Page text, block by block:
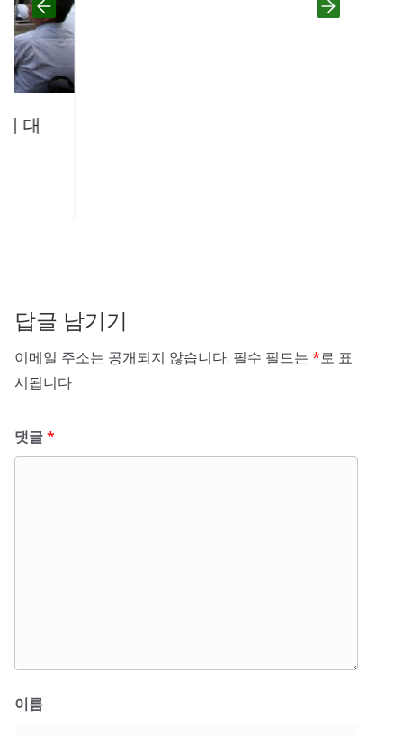
답글 남기기
이메일 주소는 공개되지 않습니다. 필수 필드는 *로 표
시됩니다
댓글*
이름